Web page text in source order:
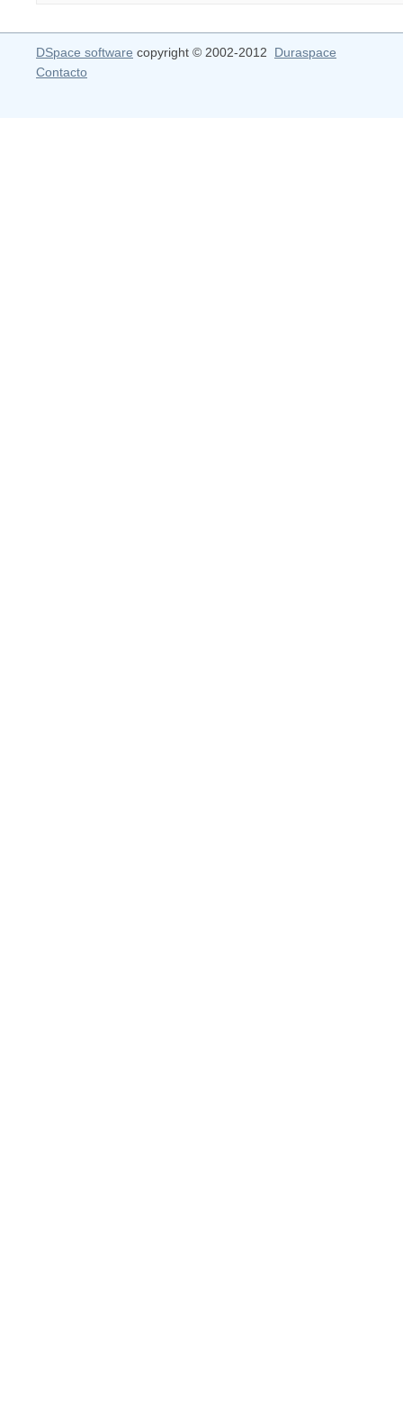
DSpace software copyright © 2002-2012 Duraspace
Contacto